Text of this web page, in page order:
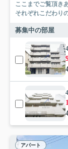
ここまでご覧頂きありがとうご
それぞれこだわり
募集中の部屋
アパート